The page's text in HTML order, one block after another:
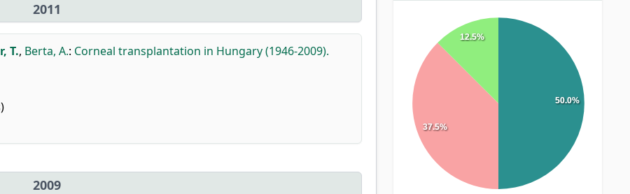
2011
T., Berta, A.: Corneal transplantation in Hungary (1946-2009).
2009
50.0%
37.5%
12.5%